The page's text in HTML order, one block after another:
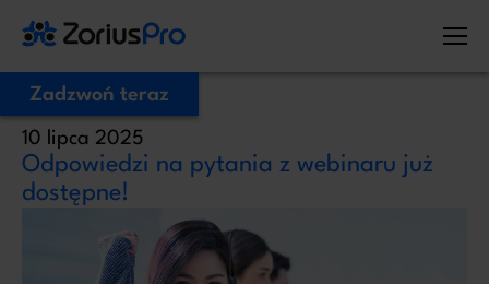
Zostaw Swój numer telefonu,
zadzwonimy niezwłocznie!
Proszę o kontakt
Administratorem Twoich danych osobowych jest ZoriusPro Sp. z o.o. Dane
Zadzwoń teraz
10 lipca 2025
Odpowiedzi na pytania z webinaru już
dostępne!